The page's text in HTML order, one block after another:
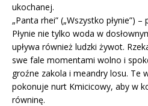
ukochanej.
„Panta rhei” („Wszystko płynie”)
Płynie nie tylko woda w
upływa również ludzki żywot.
swe fale momentami wolno i
groźne zakola i meandry losu. Te
pokonuje nurt Kmicicowy, aby w
równinę.